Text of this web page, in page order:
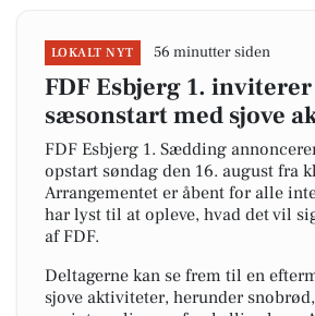
LOKALT NYT 56 minutter siden
FDF Esbjerg 1.
sæsonstart med sjove
FDF Esbjerg 1. Sædding
opstart søndag den 16. august fra
Arrangementet er åbent for alle
har lyst til at opleve, hvad det vil
af FDF.
Deltagerne kan se frem til en
sjove aktiviteter, herunder